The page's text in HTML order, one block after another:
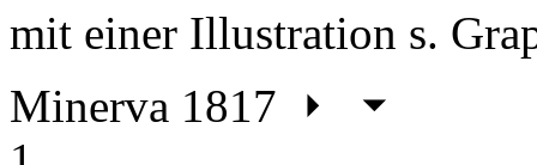
mit einer Illustration s.
Minerva 1817